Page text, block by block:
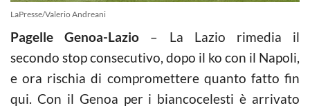
LaPresse/Valerio Andreani
Pagelle Genoa-Lazio – La Lazio rimedia il
secondo stop consecutivo, dopo il ko con il Napoli,
e ora rischia di compromettere quanto fatto fin
qui. Con il Genoa per i biancocelesti è arrivato